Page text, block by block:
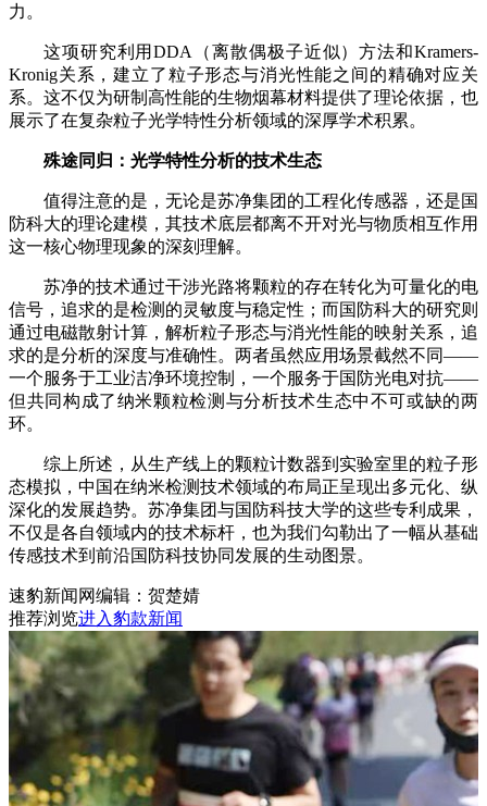
力。
这项研究利用DDA（离散偶极子近似）方法和Kramers-
Kronig关系，建立了粒子形态与消光性能之间的精确对应关
系。这不仅为研制高性能的生物烟幕材料提供了理论依据，也
展示了在复杂粒子光学特性分析领域的深厚学术积累。
殊途同归：光学特性分析的技术生态
值得注意的是，无论是苏净集团的工程化传感器，还是国
防科大的理论建模，其技术底层都离不开对光与物质相互作用
这一核心物理现象的深刻理解。
苏净的技术通过干涉光路将颗粒的存在转化为可量化的电
信号，追求的是检测的灵敏度与稳定性；而国防科大的研究则
通过电磁散射计算，解析粒子形态与消光性能的映射关系，追
求的是分析的深度与准确性。两者虽然应用场景截然不同——
一个服务于工业洁净环境控制，一个服务于国防光电对抗——
但共同构成了纳米颗粒检测与分析技术生态中不可或缺的两
环。
综上所述，从生产线上的颗粒计数器到实验室里的粒子形
态模拟，中国在纳米检测技术领域的布局正呈现出多元化、纵
深化的发展趋势。苏净集团与国防科技大学的这些专利成果，
不仅是各自领域内的技术标杆，也为我们勾勒出了一幅从基础
传感技术到前沿国防科技协同发展的生动图景。
速豹新闻网编辑：贺楚婧
推荐浏览进入豹款新闻